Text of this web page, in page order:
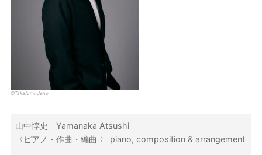
©Takafumi Ueno
山中惇史 Yamanaka Atsushi
〈ピアノ・作曲・編曲 〉 piano, composition & arrangement